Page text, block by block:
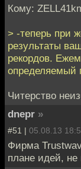
Кому:
> -теперь при
результаты
рекордов.
определяемый
Читерство
dnepr »
#51 | 05.08.13
Фирма
плане идей, не